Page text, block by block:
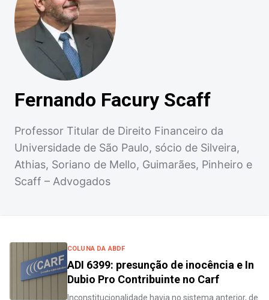
Fernando Facury Scaff
Professor Titular de Direito Financeiro da
Universidade de São Paulo, sócio de Silveira,
Athias, Soriano de Mello, Guimarães, Pinheiro e
Scaff – Advogados
COLUNA DA ABDF
ADI 6399: presunção de inocência e In
Dubio Pro Contribuinte no Carf
Inconstitucionalidade havia no sistema anterior, de